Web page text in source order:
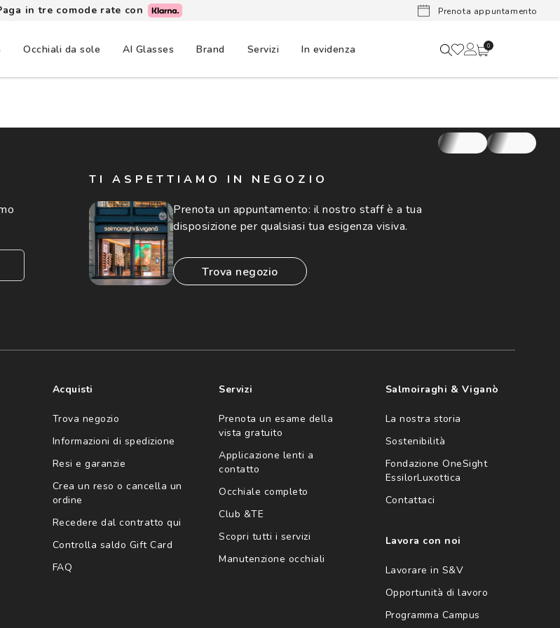
in tre comode rate con Lenti a
Prenota appuntamento
Occhiali da sole AI Glasses Brand Servizi In evidenza 0
TI ASPETTIAMO IN NEGOZIO
Prenota un appuntamento: il nostro staff è a tua
disposizione per qualsiasi tua esigenza visiva.
trova negozio
Acquisti
Trova negozio
Informazioni di spedizione
Resi e garanzie
Crea un reso o cancella un
ordine
Recedere dal contratto qui
Controlla saldo Gift Card
FAQ
Servizi
Prenota un esame della
vista gratuito
Applicazione lenti a
contatto
Occhiale completo
Club &TE
Scopri tutti i servizi
Manutenzione occhiali
Salmoiraghi & Viganò
La nostra storia
Sostenibilità
Fondazione OneSight
EssilorLuxottica
Contattaci
Lavora con noi
Lavorare in S&V
Opportunità di lavoro
Programma Campus